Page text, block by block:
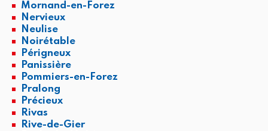
Mornand-en-Forez
Nervieux
Neulise
Noirétable
Périgneux
Panissière
Pommiers-en-Forez
Pralong
Précieux
Rivas
Rive-de-Gier